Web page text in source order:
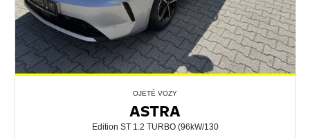
OJETÉ VOZY
ASTRA
Edition ST 1.2 TURBO (96kW/130